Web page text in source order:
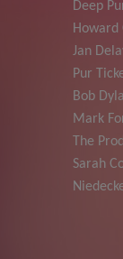
Deep
Howard
Jan
Pur
Bob
Mark
The
Sarah